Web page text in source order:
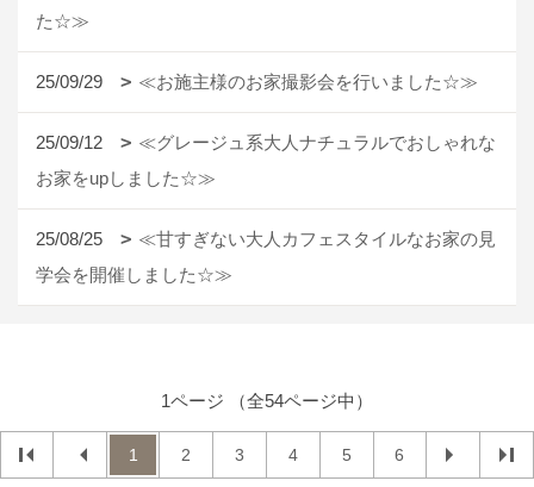
た☆≫
25/09/29 ≪お施主様のお家撮影会を行いました☆≫
25/09/12
≪グレージュ系大人ナチュラルでおしゃれな
お家をupしました☆≫
25/08/25
≪甘すぎない大人カフェスタイルなお家の見
学会を開催しました☆≫
1ページ （全54ページ中）
1 2 3 4 5 6